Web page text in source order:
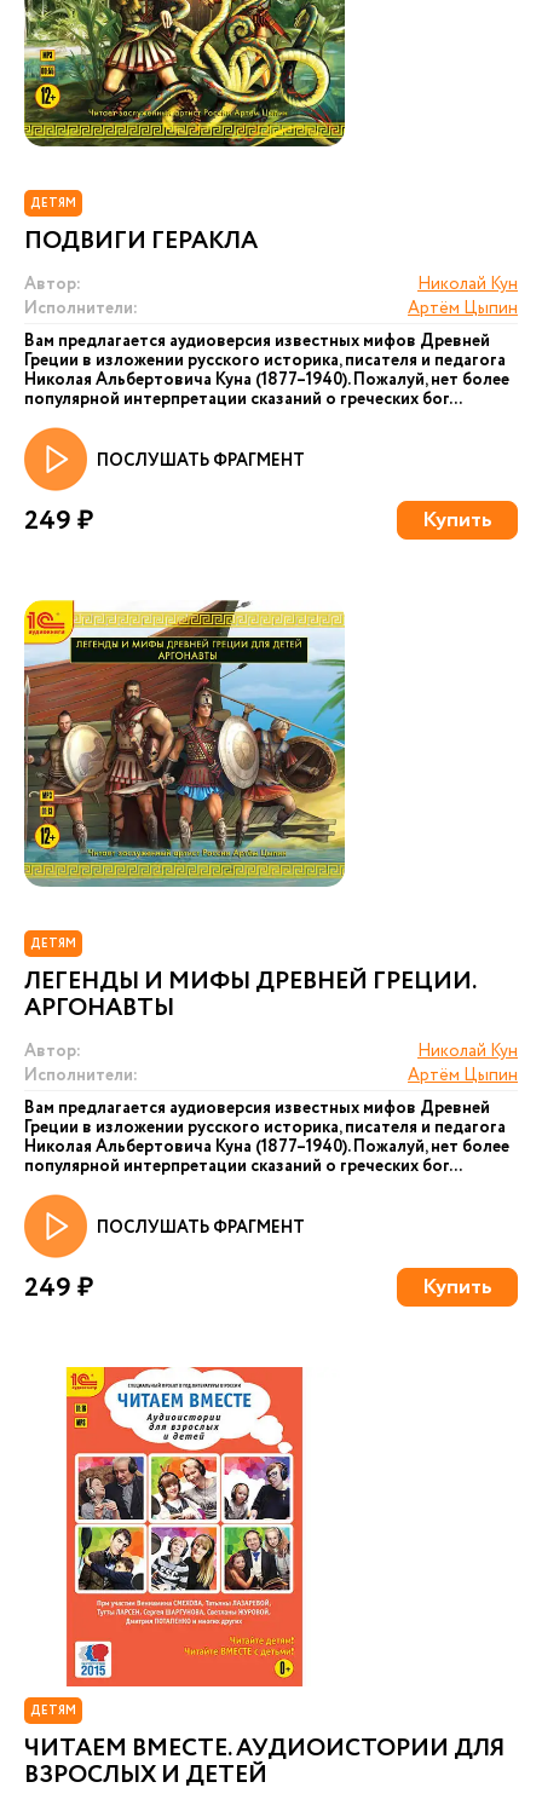
ДЕТЯМ
ПОДВИГИ ГЕРАКЛА
Автор:
Николай Кун
Исполнители:
Артём Цыпин
Вам предлагается аудиоверсия известных мифов Древней
Греции в изложении русского историка, писателя и педагога
Николая Альбертовича Куна (1877–1940). Пожалуй, нет более
популярной интерпретации сказаний о греческих бог...
ПОСЛУШАТЬ ФРАГМЕНТ
249 ₽ Купить
ДЕТЯМ
ЛЕГЕНДЫ И МИФЫ ДРЕВНЕЙ ГРЕЦИИ.
АРГОНАВТЫ
Автор:
Николай Кун
Исполнители:
Артём Цыпин
Вам предлагается аудиоверсия известных мифов Древней
Греции в изложении русского историка, писателя и педагога
Николая Альбертовича Куна (1877–1940). Пожалуй, нет более
популярной интерпретации сказаний о греческих бог...
ПОСЛУШАТЬ ФРАГМЕНТ
249 ₽ Купить
ДЕТЯМ
ЧИТАЕМ ВМЕСТЕ. АУДИОИСТОРИИ ДЛЯ
ВЗРОСЛЫХ И ДЕТЕЙ